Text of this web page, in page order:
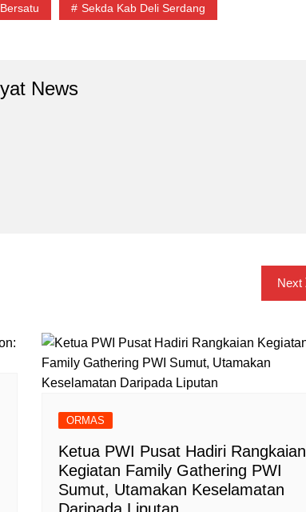
Sekda Kab Deli Serdang
News
Next
ORMAS
Ketua PWI Pusat Hadiri Rangkaian
Kegiatan Family Gathering PWI
Sumut, Utamakan Keselamatan